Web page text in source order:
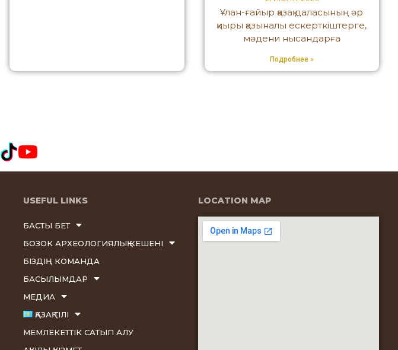
Ұлан-ғайыр қазақ даласының әр
қиыры қазыналы ескерткіштерге,
мәдени нысандарға
Подробнее »
USEFUL LINKS
БАСТЫ БЕТ
БОЗОК АРХЕОЛОГИЯЛЫҚ КЕШЕНІ
БІЗДІҢ КОМАНДА
БАСЫЛЫМДАР
МЕДИА
ҚАЗАҚ ТІЛІ
МЕМЛЕКЕТТІК САТЫП АЛУ
LOCATION MAP